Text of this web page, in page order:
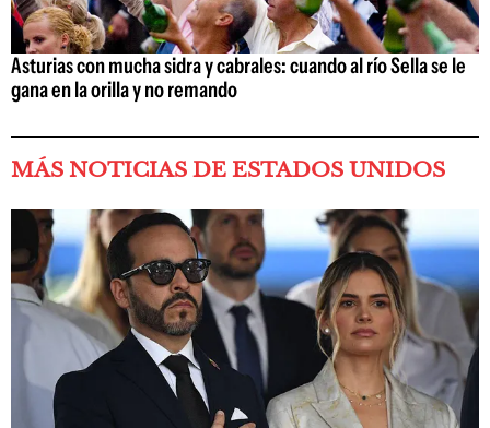
Asturias con mucha sidra y cabrales: cuando al río Sella se le
gana en la orilla y no remando
MÁS NOTICIAS DE ESTADOS UNIDOS